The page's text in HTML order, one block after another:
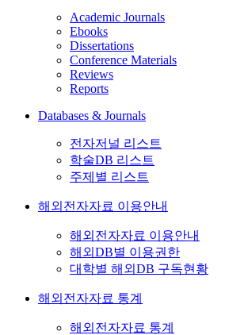
Academic Journals
Ebooks
Dissertations
Conference Materials
Reviews
Reports
Databases & Journals
전자저널 리스트
학술DB 리스트
주제별 리스트
해외전자자료 이용안내
해외전자자료 이용안내
해외DB별 이용권한
대학별 해외DB 구독현황
해외전자자료 통계
해외전자자료 통계